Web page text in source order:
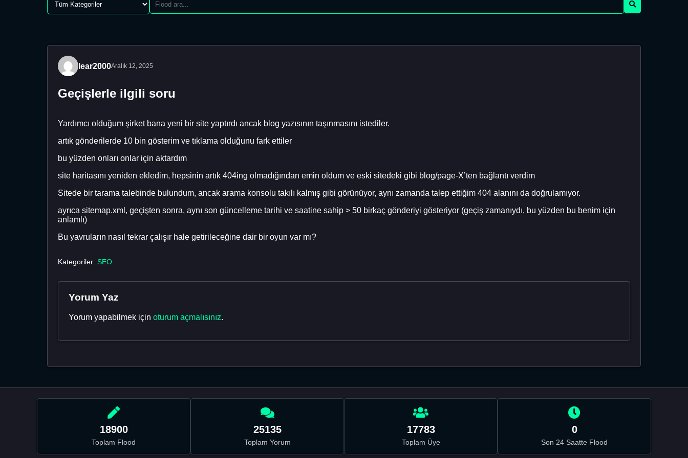
lear2000Aralık 12, 2025
Geçişlerle ilgili soru
Yardımcı olduğum şirket bana yeni bir site yaptırdı ancak blog yazısının taşınmasını istediler.
artık gönderilerde 10 bin gösterim ve tıklama olduğunu fark ettiler
bu yüzden onları onlar için aktardım
site haritasını yeniden ekledim, hepsinin artık 404ing olmadığından emin oldum ve eski sitedeki gibi blog/page-X’ten bağlantı verdim
Sitede bir tarama talebinde bulundum, ancak arama konsolu takılı kalmış gibi görünüyor, aynı zamanda talep ettiğim 404 alanını da doğrulamıyor.
ayrıca sitemap.xml, geçişten sonra, aynı son güncelleme tarihi ve saatine sahip > 50 birkaç gönderiyi gösteriyor (geçiş zamanıydı, bu yüzden bu benim için
anlamlı)
Bu yavruların nasıl tekrar çalışır hale getirileceğine dair bir oyun var mı?
Kategoriler: SEO
Yorum Yaz
Yorum yapabilmek için oturum açmalısınız.
18900
Toplam Flood
25135
Toplam Yorum
17783
Toplam Üye
0
Son 24 Saatte Flood